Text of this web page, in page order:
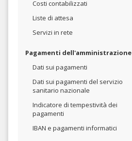
Costi contabilizzati
Liste di attesa
Servizi in rete
Pagamenti dell'amministrazione
Dati sui pagamenti
Dati sui pagamenti del servizio
sanitario nazionale
Indicatore di tempestività dei
pagamenti
IBAN e pagamenti informatici